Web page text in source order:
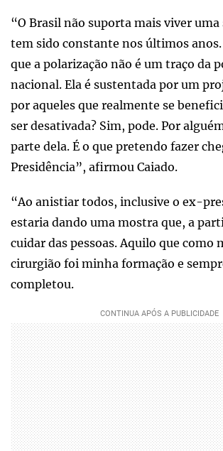
“O Brasil não suporta mais viver uma
tem sido constante nos últimos
que a polarização não é um traço da
nacional. Ela é sustentada por um
por aqueles que realmente se
ser desativada? Sim, pode. Por
parte dela. É o que pretendo fazer
Presidência”, afirmou Caiado.
“Ao anistiar todos, inclusive o ex-
estaria dando uma mostra que, a
cuidar das pessoas. Aquilo que como
cirurgião foi minha formação e
completou.